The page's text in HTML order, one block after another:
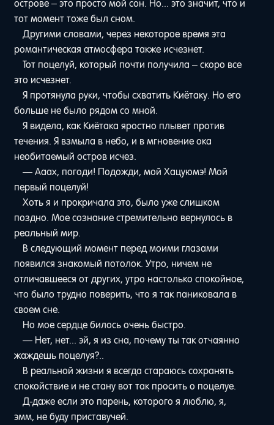
острове – это просто мой сон. Но... это значит, что и
тот момент тоже был сном.
Другими словами, через некоторое время эта
романтическая атмосфера также исчезнет.
Тот поцелуй, который почти получила – скоро все
это исчезнет.
Я протянула руки, чтобы схватить Киётаку. Но его
больше не было рядом со мной.
Я видела, как Киётака яростно плывет против
течения. Я взмыла в небо, и в мгновение ока
необитаемый остров исчез.
— Ааах, погоди! Подожди, мой Хацуюмэ! Мой
первый поцелуй!
Хоть я и прокричала это, было уже слишком
поздно. Мое сознание стремительно вернулось в
реальный мир.
В следующий момент перед моими глазами
появился знакомый потолок. Утро, ничем не
отличавшееся от других, утро настолько спокойное,
что было трудно поверить, что я так паниковала в
своем сне.
Но мое сердце билось очень быстро.
— Нет, нет... эй, я из сна, почему ты так отчаянно
жаждешь поцелуя?..
В реальной жизни я всегда стараюсь сохранять
спокойствие и не стану вот так просить о поцелуе.
Д-даже если это парень, которого я люблю, я,
эмм, не буду приставучей.